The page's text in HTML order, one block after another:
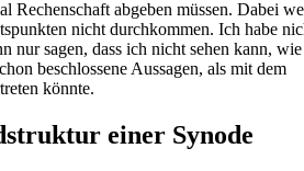
Rechenschaft abgeben müssen. Dabei
nicht durchkommen. Ich habe
nur sagen, dass ich nicht sehen kann,
beschlossene Aussagen, als mit dem
könnte.
einer Synode